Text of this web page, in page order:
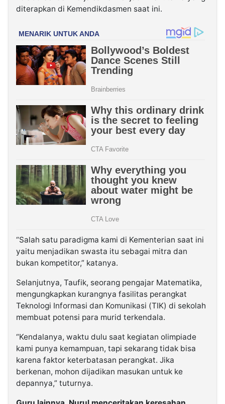
diterapkan di Kemendikdasmen saat ini.
“Salah satu paradigma kami di Kementerian saat ini
yaitu menjadikan swasta itu sebagai mitra dan
bukan kompetitor,” katanya.
Selanjutnya, Taufik, seorang pengajar Matematika,
mengungkapkan kurangnya fasilitas perangkat
Teknologi Informasi dan Komunikasi (TIK) di sekolah
membuat potensi para murid terkendala.
“Kendalanya, waktu dulu saat kegiatan olimpiade
kami punya kemampuan, tapi sekarang tidak bisa
karena faktor keterbatasan perangkat. Jika
berkenan, mohon dijadikan masukan untuk ke
depannya,” tuturnya.